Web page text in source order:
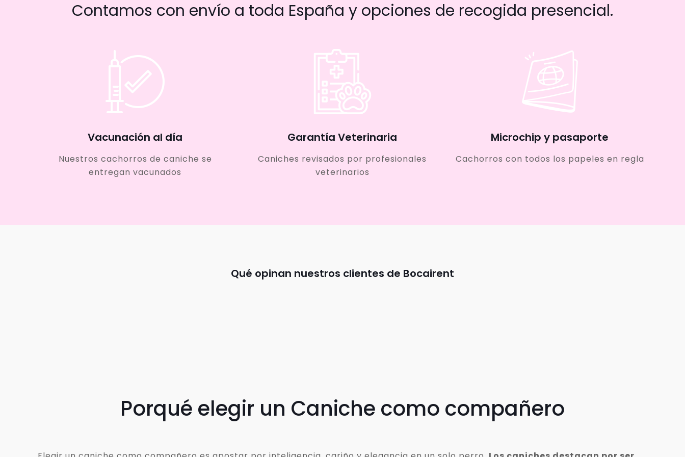
Contamos con envío a toda España y opciones de recogida presencial.
Vacunación al día
Nuestros cachorros de caniche se
entregan vacunados
Garantía Veterinaria
Caniches revisados por profesionales
veterinarios
Microchip y pasaporte
Cachorros con todos los papeles en regla
Qué opinan nuestros clientes de Bocairent
Porqué elegir un Caniche como compañero